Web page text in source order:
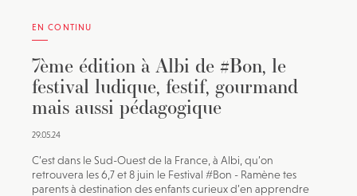
EN CONTINU
7ème édition à Albi de #Bon, le
festival ludique, festif, gourmand
mais aussi pédagogique
29.05.24
C’est dans le Sud-Ouest de la France, à Albi, qu’on
retrouvera les 6,7 et 8 juin le Festival #Bon - Ramène tes
parents à destination des enfants curieux d’en apprendre